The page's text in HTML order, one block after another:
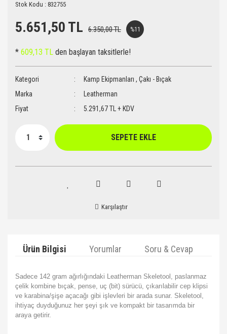
Stok Kodu : 832755
5.651,50 TL 6.350,00 TL %11
* 609,13 TL den başlayan taksitlerle!
Kategori Kamp Ekipmanları ,Çakı - Bıçak
Marka
Leatherman
Fiyat
5.291,67 TL + KDV
SEPETE EKLE
Karşılaştır
Ürün Bilgisi Yorumlar Soru & Cevap
Sadece 142 gram ağırlığındaki Leatherman Skeletool, paslanmaz
çelik kombine bıçak, pense, uç (bit) sürücü, çıkarılabilir cep klipsi
ve karabina/şişe açacağı gibi işlevleri bir arada sunar. Skeletool,
ihtiyaç duyduğunuz her şeyi şık ve kompakt bir tasarımda bir
araya getirir.